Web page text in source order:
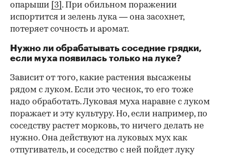
опарыши
[3] . При обильном поражении
испортится и зелень лука — она засохнет,
потеряет сочность и аромат.
Нужно ли обрабатывать соседние грядки,
если муха появилась только на луке?
Зависит от того, какие растения высажены
рядом с луком. Если это чеснок, то его тоже
надо обработать. Луковая муха наравне с луком
поражает и эту культуру. Но, если например, по
соседству растет морковь, то ничего делать не
нужно. Она действуют на луковых мух как
отпугиватель, и соседство с ней пойдет луку